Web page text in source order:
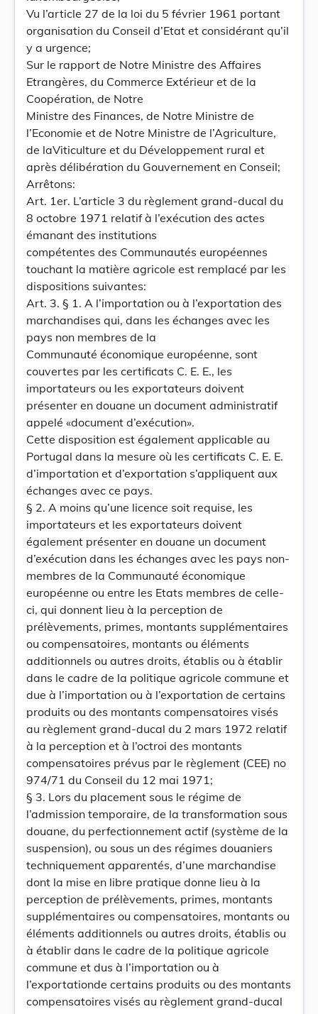
Vu l’article 27 de la loi du 5 février 1961 portant
organisation du Conseil d’Etat et considérant qu’il
y a urgence;
Sur le rapport de Notre Ministre des Affaires
Etrangères, du Commerce Extérieur et de la
Coopération, de Notre
Ministre des Finances, de Notre Ministre de
l’Economie et de Notre Ministre de l’Agriculture,
de laViticulture et du Développement rural et
après délibération du Gouvernement en Conseil;
Arrêtons:
Art. 1er. L’article 3 du règlement grand-ducal du
8 octobre 1971 relatif à l’exécution des actes
émanant des institutions
compétentes des Communautés européennes
touchant la matière agricole est remplacé par les
dispositions suivantes:
Art. 3. § 1. A l’importation ou à l’exportation des
marchandises qui, dans les échanges avec les
pays non membres de la
Communauté économique européenne, sont
couvertes par les certificats C. E. E., les
importateurs ou les exportateurs doivent
présenter en douane un document administratif
appelé «document d’exécution».
Cette disposition est également applicable au
Portugal dans la mesure où les certificats C. E. E.
d’importation et d’exportation s’appliquent aux
échanges avec ce pays.
§ 2. A moins qu’une licence soit requise, les
importateurs et les exportateurs doivent
également présenter en douane un document
d’exécution dans les échanges avec les pays non-
membres de la Communauté économique
européenne ou entre les Etats membres de celle-
ci, qui donnent lieu à la perception de
prélèvements, primes, montants supplémentaires
ou compensatoires, montants ou éléments
additionnels ou autres droits, établis ou à établir
dans le cadre de la politique agricole commune et
due à l’importation ou à l’exportation de certains
produits ou des montants compensatoires visés
au règlement grand-ducal du 2 mars 1972 relatif
à la perception et à l’octroi des montants
compensatoires prévus par le règlement (CEE) no
974/71 du Conseil du 12 mai 1971;
§ 3. Lors du placement sous le régime de
l’admission temporaire, de la transformation sous
douane, du perfectionnement actif (système de la
suspension), ou sous un des régimes douaniers
techniquement apparentés, d’une marchandise
dont la mise en libre pratique donne lieu à la
perception de prélèvements, primes, montants
supplémentaires ou compensatoires, montants ou
éléments additionnels ou autres droits, établis ou
à établir dans le cadre de la politique agricole
commune et dus à l’importation ou à
l’exportationde certains produits ou des montants
compensatoires visés au règlement grand-ducal